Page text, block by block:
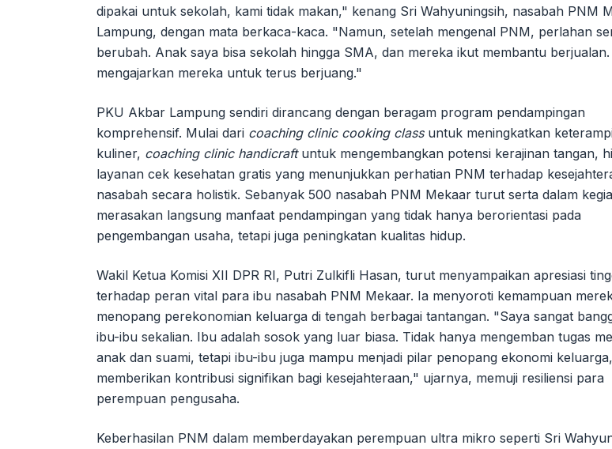
dipakai untuk sekolah, kami tidak makan," kenang Sri Wahyuningsih, nasabah PNM
Lampung, dengan mata berkaca-kaca. "Namun, setelah mengenal PNM, perlahan
berubah. Anak saya bisa sekolah hingga SMA, dan mereka ikut membantu
mengajarkan mereka untuk terus berjuang."
PKU Akbar Lampung sendiri dirancang dengan beragam program pendampingan
komprehensif. Mulai dari coaching clinic cooking classuntuk meningkatkan
kuliner, coaching clinic handicraftuntuk mengembangkan potensi kerajinan tangan,
layanan cek kesehatan gratis yang menunjukkan perhatian PNM terhadap
nasabah secara holistik. Sebanyak 500 nasabah PNM Mekaar turut serta dalam
merasakan langsung manfaat pendampingan yang tidak hanya berorientasi pada
pengembangan usaha, tetapi juga peningkatan kualitas hidup.
Wakil Ketua Komisi XII DPR RI, Putri Zulkifli Hasan, turut menyampaikan apresiasi
terhadap peran vital para ibu nasabah PNM Mekaar. Ia menyoroti kemampuan
menopang perekonomian keluarga di tengah berbagai tantangan. "Saya sangat
ibu-ibu sekalian. Ibu adalah sosok yang luar biasa. Tidak hanya mengemban tugas
anak dan suami, tetapi ibu-ibu juga mampu menjadi pilar penopang ekonomi keluarga,
memberikan kontribusi signifikan bagi kesejahteraan," ujarnya, memuji resiliensi para
perempuan pengusaha.
Keberhasilan PNM dalam memberdayakan perempuan ultra mikro seperti Sri